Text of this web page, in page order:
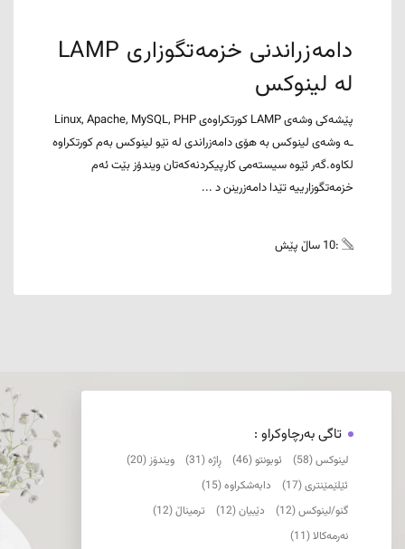
دامەزراندنی خزمەتگوزاری LAMP
لە لینوکس
پێشەکی وشەی LAMP کورتکراوەی Linux, Apache, MySQL, PHP
ـە وشەی لینوکس بە هۆی دامەزراندی لە نێو لینوکس بەم کورتکراوە
لکاوە.گەر ئێوە سیستەمی کارپیکردنەکەتان ویندۆز بێت ئەم
خزمەتگوزارییە تێدا دامەزرینن د ...
:10 ساڵ پێش
تاگی بەرچاوکراو :
لینوکس (58) ئوبونتو (46) ڕاژە (31)
ویندۆز (20)
ئێلێمێنتری (17)
دابەشکراوە (15)
گنو/لینوکس (12)
دێبیان (12)
ترمیناڵ (12)
نەرمەکالا (11)